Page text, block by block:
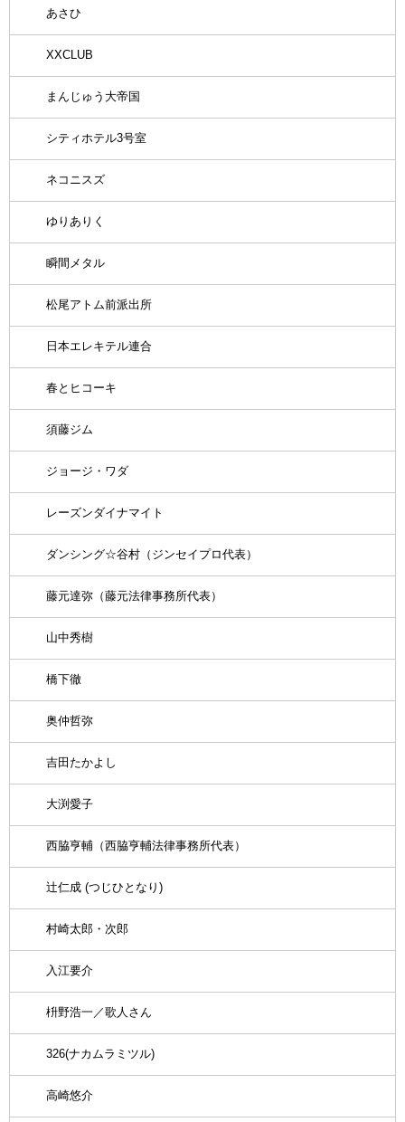
あさひ
XXCLUB
まんじゅう大帝国
シティホテル3号室
ネコニスズ
ゆりありく
瞬間メタル
松尾アトム前派出所
日本エレキテル連合
春とヒコーキ
須藤ジム
ジョージ・ワダ
レーズンダイナマイト
ダンシング☆谷村（ジンセイプロ代表）
藤元達弥（藤元法律事務所代表）
山中秀樹
橋下徹
奥仲哲弥
吉田たかよし
大渕愛子
西脇亨輔（西脇亨輔法律事務所代表）
辻仁成 (つじひとなり)
村崎太郎・次郎
入江要介
枡野浩一／歌人さん
326(ナカムラミツル)
高崎悠介